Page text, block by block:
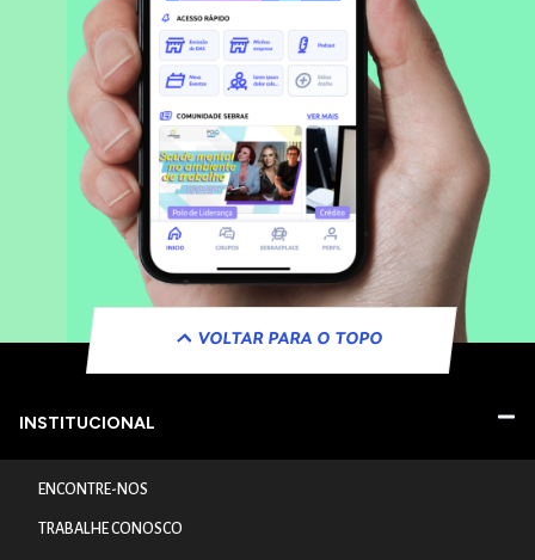
VOLTAR PARA O TOPO
INSTITUCIONAL
ENCONTRE-NOS
TRABALHE CONOSCO